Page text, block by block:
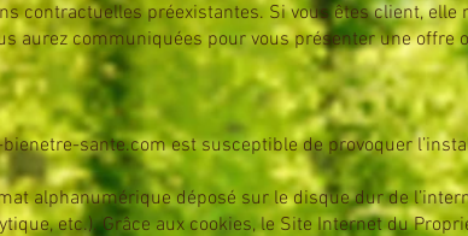
contractuelles préexistantes. Si vous êtes client, elle
aurez communiquées pour vous présenter une offre
sante.comest susceptible de provoquer
alphanumérique déposé sur le disque dur de
etc.). Grâce aux cookies, le Site Internet du